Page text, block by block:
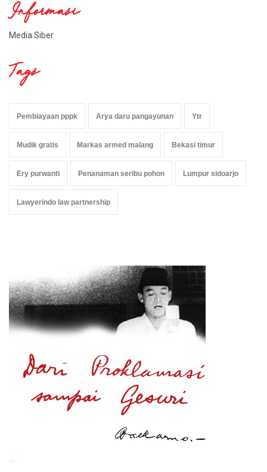
Informasi
Media Siber
Tags
Pembiayaan pppk Arya daru pangayunan Ytr
Mudik gratis Markas armed malang Bekasi timur
Ery purwanti Penanaman seribu pohon Lumpur sidoarjo
Lawyerindo law partnership